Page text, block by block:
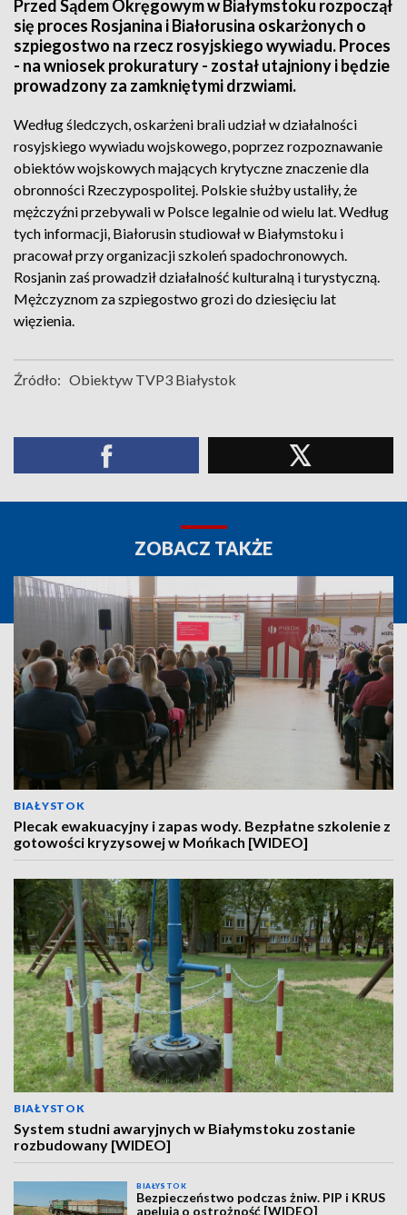
Przed Sądem Okręgowym w Białymstoku rozpoczął
się proces Rosjanina i Białorusina oskarżonych o
szpiegostwo na rzecz rosyjskiego wywiadu. Proces
- na wniosek prokuratury - został utajniony i będzie
prowadzony za zamkniętymi drzwiami.
Według śledczych, oskarżeni brali udział w działalności
rosyjskiego wywiadu wojskowego, poprzez rozpoznawanie
obiektów wojskowych mających krytyczne znaczenie dla
obronności Rzeczypospolitej. Polskie służby ustaliły, że
mężczyźni przebywali w Polsce legalnie od wielu lat. Według
tych informacji, Białorusin studiował w Białymstoku i
pracował przy organizacji szkoleń spadochronowych.
Rosjanin zaś prowadził działalność kulturalną i turystyczną.
Mężczyznom za szpiegostwo grozi do dziesięciu lat
więzienia.
Źródło: Obiektyw TVP3 Białystok
ZOBACZ TAKŻE
BIAŁYSTOK
Plecak ewakuacyjny i zapas wody. Bezpłatne szkolenie z
gotowości kryzysowej w Mońkach [WIDEO]
BIAŁYSTOK
System studni awaryjnych w Białymstoku zostanie
rozbudowany [WIDEO]
BIAŁYSTOK
Bezpieczeństwo podczas żniw. PIP i KRUS
apelują o ostrożność [WIDEO]